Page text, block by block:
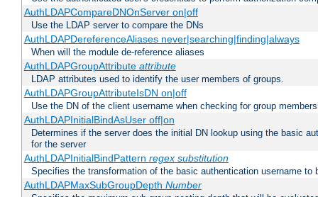
AuthLDAPCompareDNOnServer on|off
Use the LDAP server to compare the DNs
AuthLDAPDereferenceAliases never|searching|finding|always
When will the module de-reference aliases
AuthLDAPGroupAttribute attribute
LDAP attributes used to identify the user members of groups.
AuthLDAPGroupAttributeIsDN on|off
Use the DN of the client username when checking for group
AuthLDAPInitialBindAsUser off|on
Determines if the server does the initial DN lookup using the basic
for the server
AuthLDAPInitialBindPattern regex substitution
Specifies the transformation of the basic authentication username
AuthLDAPMaxSubGroupDepth Number